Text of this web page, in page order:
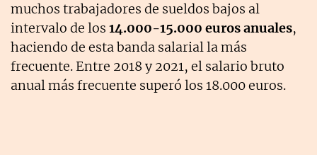
muchos trabajadores de sueldos bajos al
intervalo de los 14.000-15.000 euros anuales,
haciendo de esta banda salarial la más
frecuente. Entre 2018 y 2021, el salario bruto
anual más frecuente superó los 18.000 euros.